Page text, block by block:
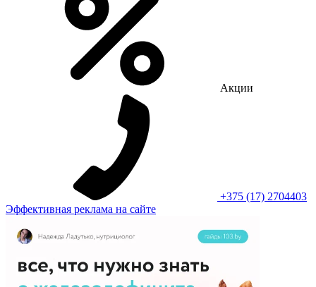
Акции
+375 (17) 2704403
Эффективная реклама на сайте